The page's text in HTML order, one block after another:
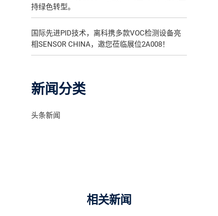
持绿色转型。
国际先进PID技术，离科携多款VOC检测设备亮
相SENSOR CHINA，邀您莅临展位2A008！
新闻分类
头条新闻
相关新闻